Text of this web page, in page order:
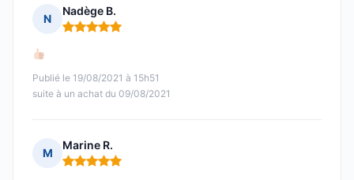
N
Nadège B.
Note : 5 sur 5
Publié le 19/08/2021 à 15h51
suite à un achat du 09/08/2021
M
Marine R.
Note : 5 sur 5